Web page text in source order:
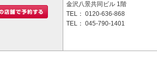
金沢八景共同ビル 1階
TEL： 0120-636-868
TEL： 045-790-1401